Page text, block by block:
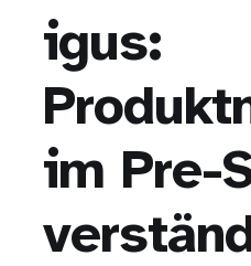
igus:
im Pre-